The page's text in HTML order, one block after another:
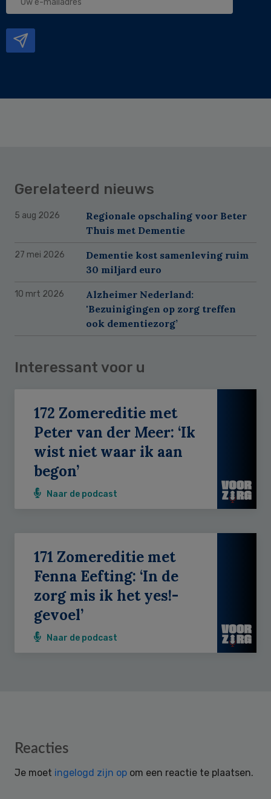
Gerelateerd nieuws
5 aug 2026
Regionale opschaling voor Beter
Thuis met Dementie
27 mei 2026
Dementie kost samenleving ruim
30 miljard euro
10 mrt 2026
Alzheimer Nederland:
'Bezuinigingen op zorg treffen
ook dementiezorg’
Interessant voor u
172 Zomereditie met
Peter van der Meer: ‘Ik
wist niet waar ik aan
begon’
Naar de podcast
171 Zomereditie met
Fenna Eefting: ‘In de
zorg mis ik het yes!-
gevoel’
Naar de podcast
Reader
Reacties
Je moet ingelogd zijn op om een reactie te plaatsen.